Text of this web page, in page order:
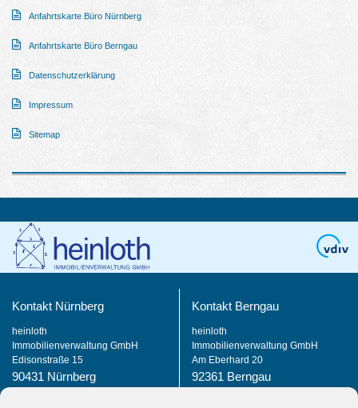
Anfahrtskarte Büro Nürnberg
Anfahrtskarte Büro Berngau
Datenschutzerklärung
Impressum
Sitemap
Kontakt Nürnberg
heinloth
Immobilienverwaltung GmbH
Edisonstraße 15
90431 Nürnberg
Kontakt Berngau
heinloth
Immobilienverwaltung GmbH
Am Eberhard 20
92361 Berngau